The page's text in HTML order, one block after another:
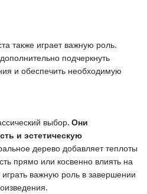
также играет важную роль.
подчеркнуть
и обеспечить необходимую
выбор. Они
и эстетическую
дерево добавляет теплоты
прямо или косвенно влиять на
важную роль в завершении